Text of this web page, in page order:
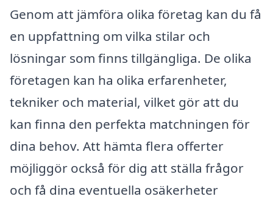
Genom att jämföra olika företag kan du få
en uppfattning om vilka stilar och
lösningar som finns tillgängliga. De olika
företagen kan ha olika erfarenheter,
tekniker och material, vilket gör att du
kan finna den perfekta matchningen för
dina behov. Att hämta flera offerter
möjliggör också för dig att ställa frågor
och få dina eventuella osäkerheter